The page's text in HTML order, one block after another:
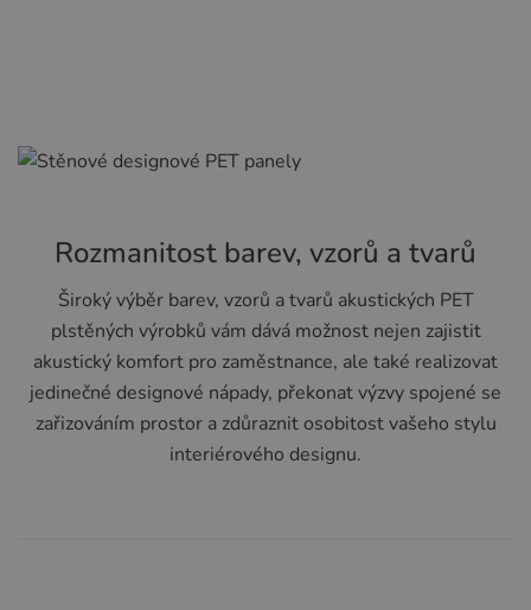
Rozmanitost barev, vzorů a tvarů
Široký výběr barev, vzorů a tvarů akustických PET
plstěných výrobků vám dává možnost nejen zajistit
akustický komfort pro zaměstnance, ale také realizovat
jedinečné designové nápady, překonat výzvy spojené se
zařizováním prostor a zdůraznit osobitost vašeho stylu
interiérového designu.